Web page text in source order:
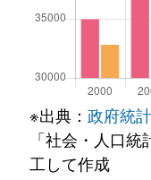
※出典： 政府統
「社会・人口
工して作成